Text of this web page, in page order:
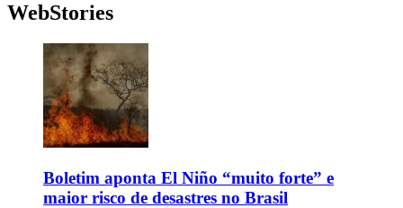
WebStories
Boletim aponta El Niño “muito forte” e
maior risco de desastres no Brasil